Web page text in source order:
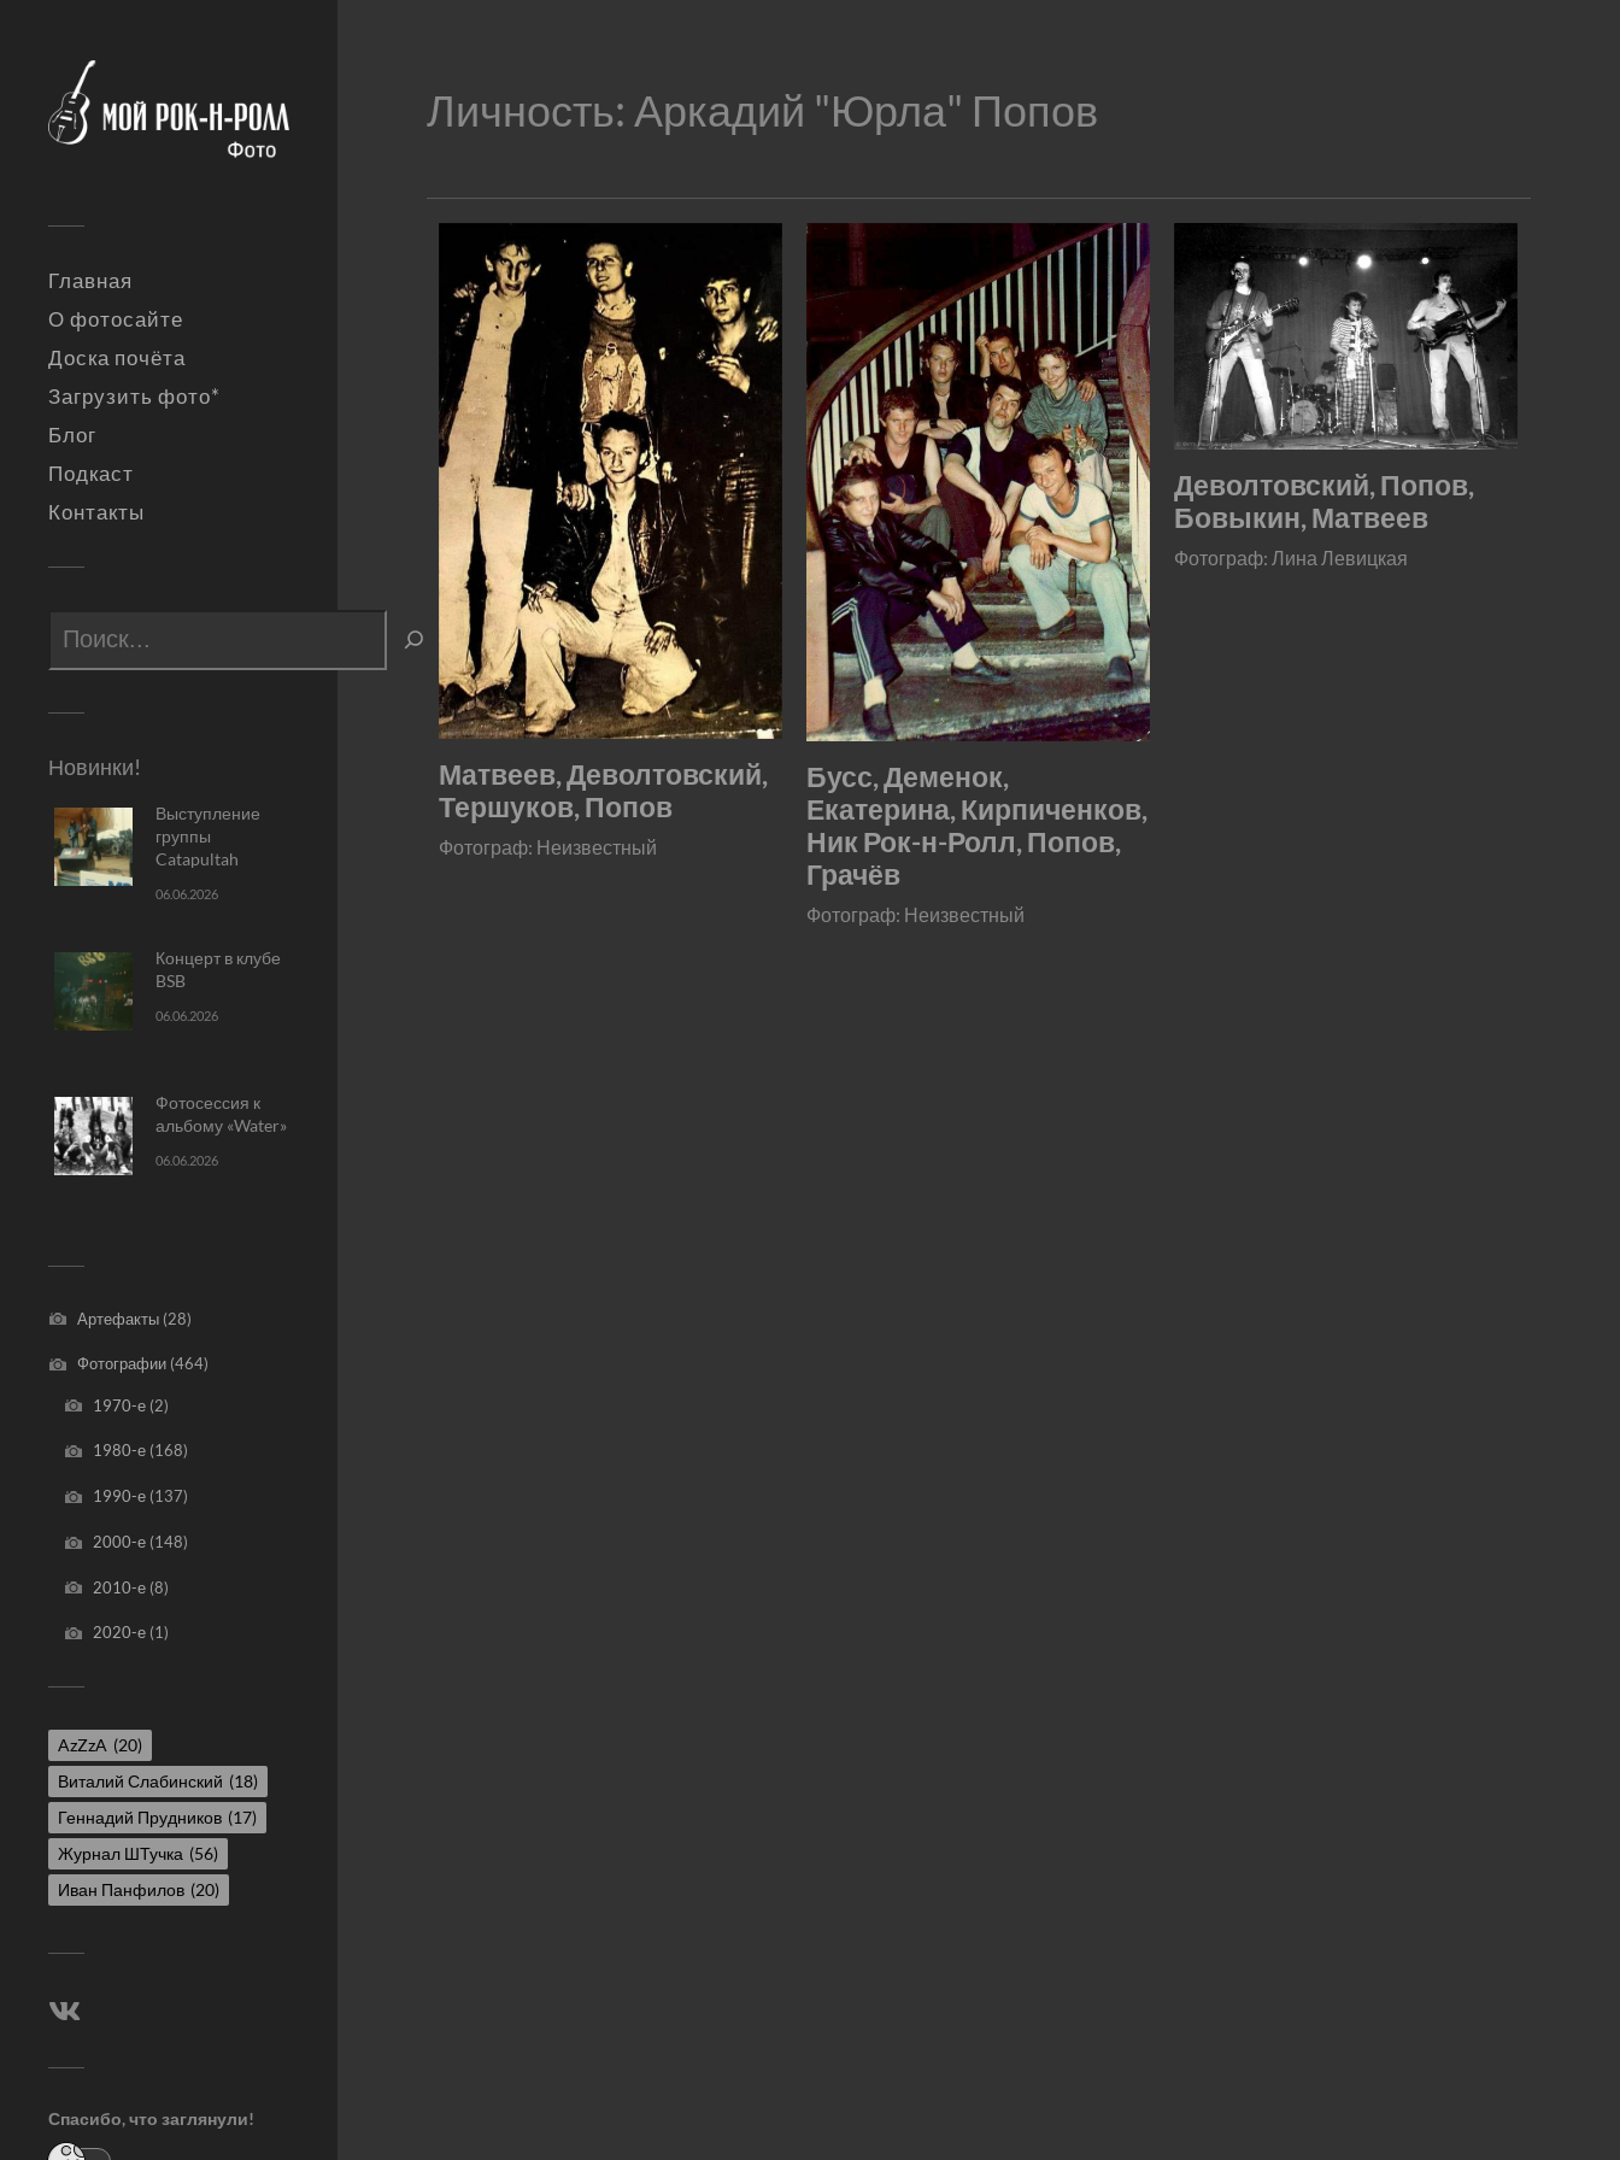
Главная
О фотосайте
Доска почёта
Загрузить фото*
Блог
Подкаст
Контакты
Новинки!
Выступление
группы
Catapultah
06.06.2026
Концерт в клубе
BSB
06.06.2026
Фотосессия к
альбому «Water»
06.06.2026
Артефакты (28)
Фотографии (464)
1970-е(2)
1980-е(168)
1990-е(137)
2000-е(148)
2010-е(8)
2020-е(1)
AzZzA (20)
Виталий Слабинский (18)
Геннадий Прудников (17)
Журнал ШТучка (56)
Иван Панфилов (20)
Спасибо, что заглянули!
Личность:Аркадий "Юрла" Попов
Матвеев, Деволтовский,
Тершуков, Попов
Фотограф: Неизвестный
Бусс, Деменок,
Екатерина, Кирпиченков,
Ник Рок-н-Ролл, Попов,
Грачёв
Фотограф: Неизвестный
Деволтовский, Попов,
Бовыкин, Матвеев
Фотограф: Лина Левицкая